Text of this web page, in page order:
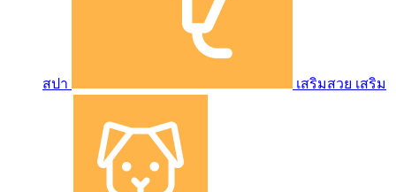
สปา เสริมสวย เสริม